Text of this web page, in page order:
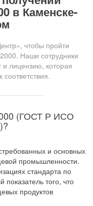
в Каменске-
чтобы пройти
Наши сотрудники
и лицензию, которая
соответствия.
(ГОСТ Р ИСО
и основных
промышленности.
стандарта по
того, что
продуктов